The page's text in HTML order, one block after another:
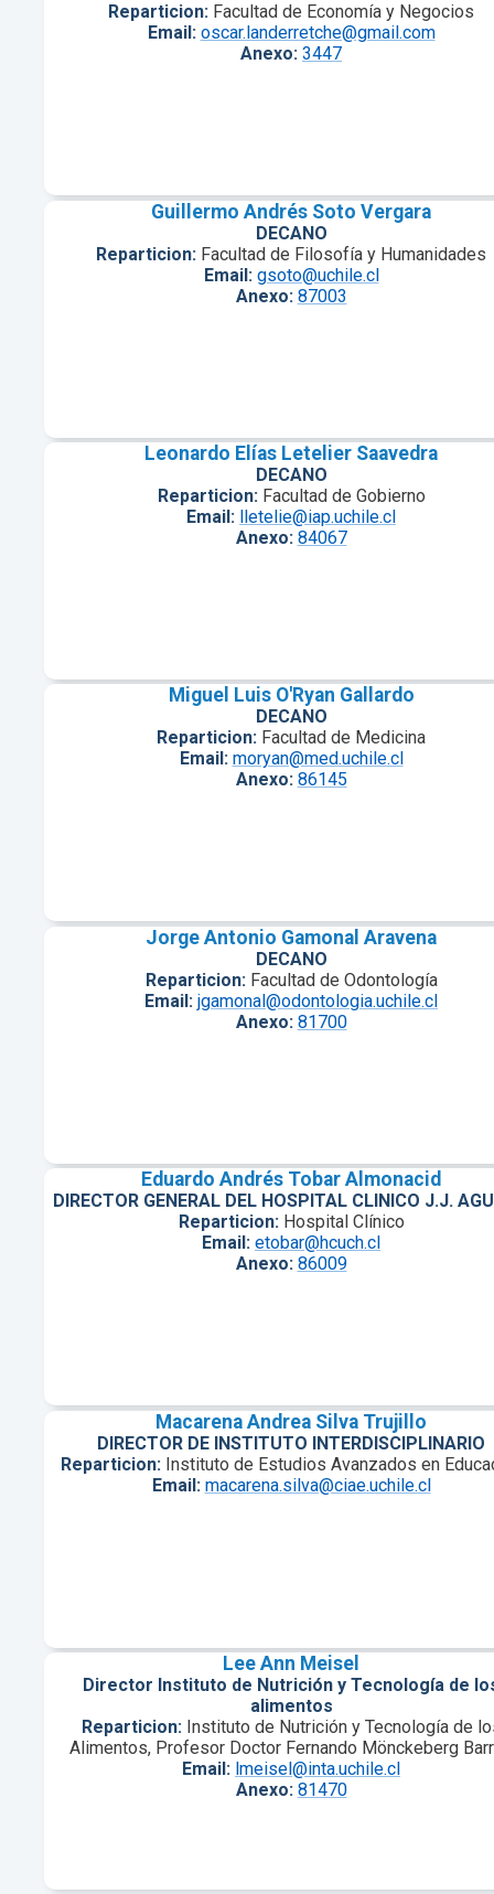
Reparticion: Facultad de Economía y Negocios
Email: oscar.landerretche@gmail.com
Anexo: 3447
Guillermo Andrés Soto Vergara
DECANO
Reparticion: Facultad de Filosofía y Humanidades
Email: gsoto@uchile.cl
Anexo: 87003
Leonardo Elías Letelier Saavedra
DECANO
Reparticion: Facultad de Gobierno
Email: lletelie@iap.uchile.cl
Anexo: 84067
Miguel Luis O'Ryan Gallardo
DECANO
Reparticion: Facultad de Medicina
Email: moryan@med.uchile.cl
Anexo: 86145
Jorge Antonio Gamonal Aravena
DECANO
Reparticion: Facultad de Odontología
Email: jgamonal@odontologia.uchile.cl
Anexo: 81700
Eduardo Andrés Tobar Almonacid
DIRECTOR GENERAL DEL HOSPITAL CLINICO J.J.
Reparticion: Hospital Clínico
Email: etobar@hcuch.cl
Anexo: 86009
Macarena Andrea Silva Trujillo
DIRECTOR DE INSTITUTO INTERDISCIPLINARIO
Reparticion: Instituto de Estudios Avanzados en
Email: macarena.silva@ciae.uchile.cl
Lee Ann Meisel
Director Instituto de Nutrición y Tecnología de
alimentos
Reparticion: Instituto de Nutrición y Tecnología de
Alimentos, Profesor Doctor Fernando Mönckeberg
Email: lmeisel@inta.uchile.cl
Anexo: 81470